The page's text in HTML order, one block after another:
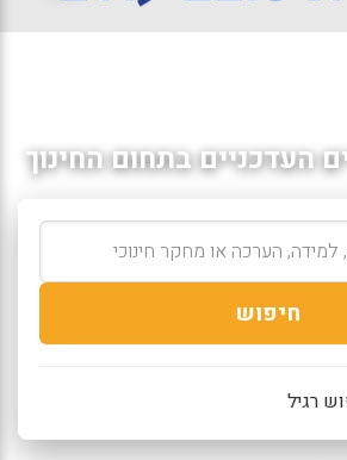
העדכניים בתחום החינוך
חיפוש
רגיל